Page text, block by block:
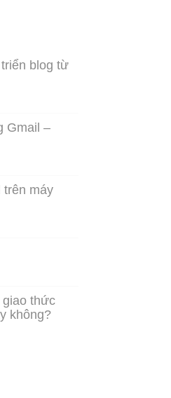
blog từ
Gmail –
trên máy
giao thức
không?